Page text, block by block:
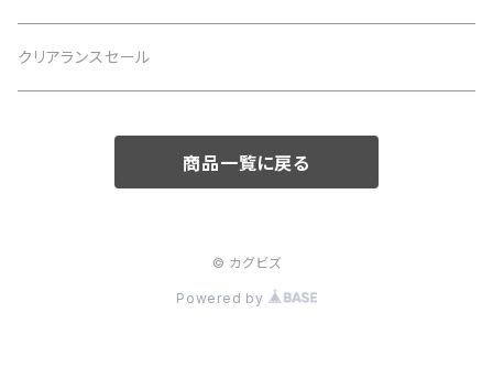
クリアランスセール
商品一覧に戻る
© カグビズ
Powered by